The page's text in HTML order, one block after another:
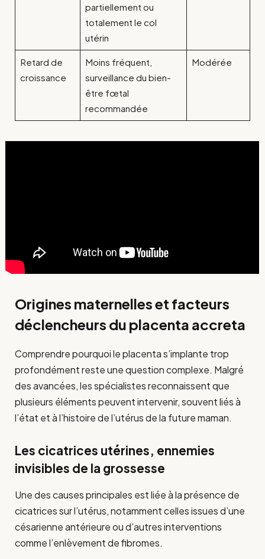
partiellement ou
totalement le col
utérin
Retard de
croissance
Moins fréquent,
surveillance du bien-
être fœtal
recommandée
Modérée
Origines maternelles et facteurs
déclencheurs du placenta accreta
Comprendre pourquoi le placenta s’implante trop
profondément reste une question complexe. Malgré
des avancées, les spécialistes reconnaissent que
plusieurs éléments peuvent intervenir, souvent liés à
l’état et à l’histoire de l’utérus de la future maman.
Les cicatrices utérines, ennemies
invisibles de la grossesse
Une des causes principales est liée à la présence de
cicatrices sur l’utérus, notamment celles issues d’une
césarienne antérieure ou d’autres interventions
comme l’enlèvement de fibromes.